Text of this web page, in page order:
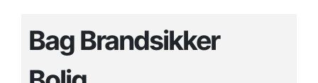
Bag Brandsikker